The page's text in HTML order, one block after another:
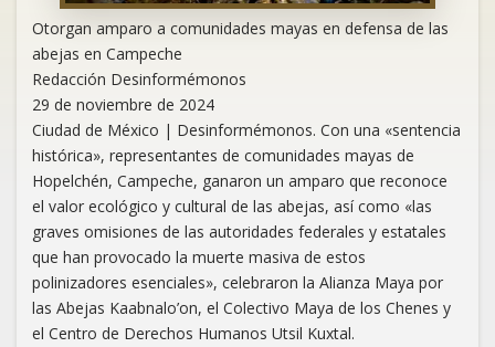
Otorgan amparo a comunidades mayas en defensa de las
abejas en Campeche
Redacción Desinformémonos
29 de noviembre de 2024
Ciudad de México | Desinformémonos. Con una «sentencia
histórica», representantes de comunidades mayas de
Hopelchén, Campeche, ganaron un amparo que reconoce
el valor ecológico y cultural de las abejas, así como «las
graves omisiones de las autoridades federales y estatales
que han provocado la muerte masiva de estos
polinizadores esenciales», celebraron la Alianza Maya por
las Abejas Kaabnalo’on, el Colectivo Maya de los Chenes y
el Centro de Derechos Humanos Utsil Kuxtal.